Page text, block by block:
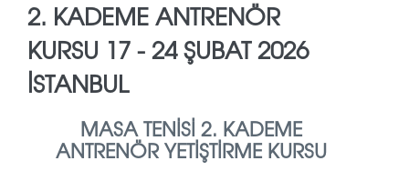
2. KADEME ANTRENÖR
KURSU 17 - 24 ŞUBAT 2026
İSTANBUL
MASA TENİSİ 2. KADEME
ANTRENÖR YETİŞTİRME KURSU